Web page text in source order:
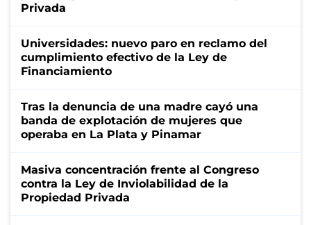
Privada
Universidades: nuevo paro en reclamo del
cumplimiento efectivo de la Ley de
Financiamiento
Tras la denuncia de una madre cayó una
banda de explotación de mujeres que
operaba en La Plata y Pinamar
Masiva concentración frente al Congreso
contra la Ley de Inviolabilidad de la
Propiedad Privada